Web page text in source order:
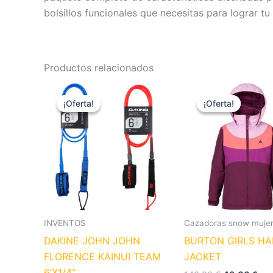
bolsillos funcionales que necesitas para lograr
Productos relacionados
¡Oferta!
¡Oferta!
INVENTOS
DAKINE JOHN JOHN
FLORENCE KAINUI TEAM
El
precio
original
era:
39,00 €.
precio
actual
25,00 €.
producto
variantes.
opciones
¡Oferta!
¡Oferta!
Cazadoras snow mujer
BURTON GIRLS
JACKET
precio
original
era:
140,00 €.
El
es: